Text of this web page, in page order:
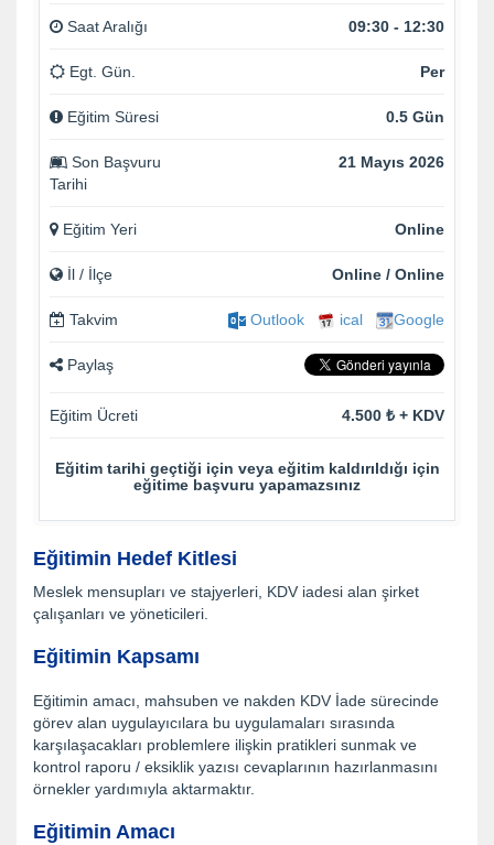
Saat Aralığı 09:30 - 12:30
Egt. Gün. Per
Eğitim Süresi 0.5 Gün
Son Başvuru
Tarihi
21 Mayıs 2026
Eğitim Yeri Online
İl / İlçe Online / Online
Takvim Outlook ical Google
Paylaş
Eğitim Ücreti 4.500 ₺ + KDV
Eğitim tarihi geçtiği için veya eğitim kaldırıldığı için
eğitime başvuru yapamazsınız
Eğitimin Hedef Kitlesi
Meslek mensupları ve stajyerleri, KDV iadesi alan şirket
çalışanları ve yöneticileri.
Eğitimin Kapsamı
Eğitimin amacı, mahsuben ve nakden KDV İade sürecinde
görev alan uygulayıcılara bu uygulamaları sırasında
karşılaşacakları problemlere ilişkin pratikleri sunmak ve
kontrol raporu / eksiklik yazısı cevaplarının hazırlanmasını
örnekler yardımıyla aktarmaktır.
Eğitimin Amacı